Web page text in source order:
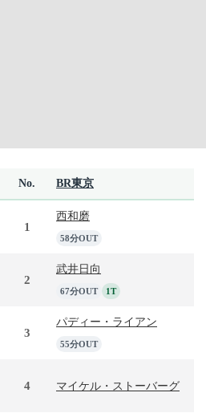
No. BR東京
1
西和磨
58分OUT
2
武井日向
67分OUT 1T
3
パディー・ライアン
55分OUT
4 マイケル・ストーバーグ